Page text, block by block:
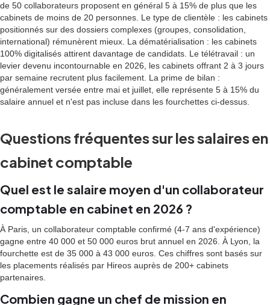
de 50 collaborateurs proposent en général 5 à 15% de plus que les
cabinets de moins de 20 personnes. Le type de clientèle : les cabinets
positionnés sur des dossiers complexes (groupes, consolidation,
international) rémunèrent mieux. La dématérialisation : les cabinets
100% digitalisés attirent davantage de candidats. Le télétravail : un
levier devenu incontournable en 2026, les cabinets offrant 2 à 3 jours
par semaine recrutent plus facilement. La prime de bilan :
généralement versée entre mai et juillet, elle représente 5 à 15% du
salaire annuel et n'est pas incluse dans les fourchettes ci-dessus.
Questions fréquentes sur les salaires en
cabinet comptable
Quel est le salaire moyen d'un collaborateur
comptable en cabinet en 2026 ?
À Paris, un collaborateur comptable confirmé (4-7 ans d'expérience)
gagne entre 40 000 et 50 000 euros brut annuel en 2026. À Lyon, la
fourchette est de 35 000 à 43 000 euros. Ces chiffres sont basés sur
les placements réalisés par Hireos auprès de 200+ cabinets
partenaires.
Combien gagne un chef de mission en